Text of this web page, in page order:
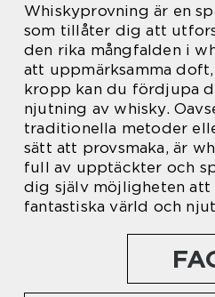
Whiskyprovning är en
som tillåter dig att
den rika mångfalden i
att uppmärksamma
kropp kan du fördjupa
njutning av whisky.
traditionella metoder
sätt att provsmaka, är
full av upptäckter och
dig själv möjligheten att
fantastiska värld och